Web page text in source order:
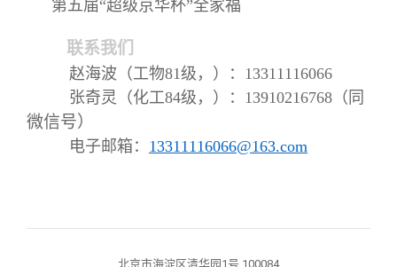
第五届“超级京华杯”全家福
联系我们
赵海波（工物81级，）：13311116066
张奇灵（化工84级，）：13910216768（同
微信号）
电子邮箱： 13311116066@163.com
北京市海淀区清华园1号 100084